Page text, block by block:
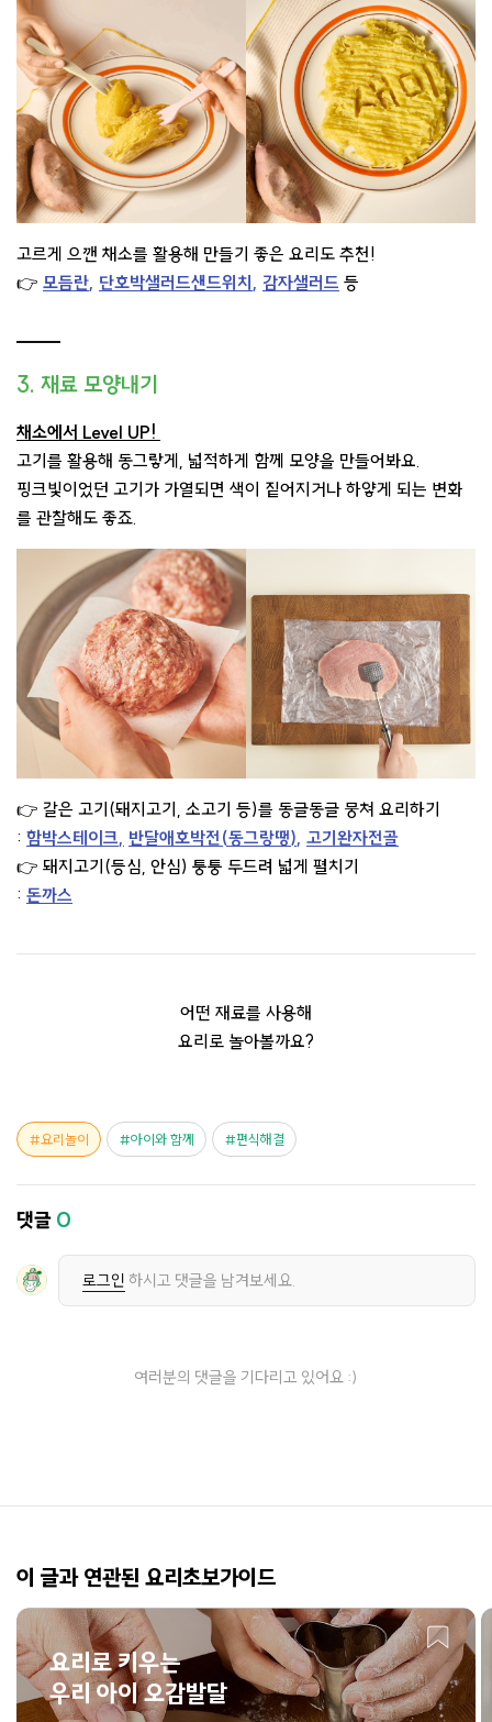
고르게 으깬 채소를 활용해 만들기 좋은 요리도 추천!
👉 모듬란, 단호박샐러드샌드위치, 감자샐러드 등
3. 재료 모양내기
채소에서 Level UP!
고기를 활용해 동그랗게, 넓적하게 함께 모양을 만들어봐요.
핑크빛이었던 고기가 가열되면 색이 짙어지거나 하얗게 되는 변화
를 관찰해도 좋죠.
👉 갈은 고기(돼지고기, 소고기 등)를 동글동글 뭉쳐 요리하기
: 함박스테이크, 반달애호박전(동그랑땡), 고기완자전골
👉 돼지고기(등심, 안심) 퉁퉁 두드려 넓게 펼치기
: 돈까스
어떤 재료를 사용해
요리로 놀아볼까요?
요리놀이 아이와 함께 편식해결
댓글 0
로그인 하시고 댓글을 남겨보세요.
여러분의 댓글을 기다리고 있어요 :)
이 글과 연관된 요리초보가이드
요리로 키우는
우리 아이 오감발달